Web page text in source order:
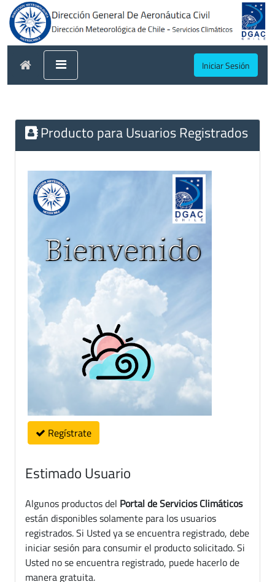
Iniciar Sesión
Producto para Usuarios Registrados
Regístrate
Estimado Usuario
Algunos productos del Portal de Servicios Climáticos
están disponibles solamente para los usuarios
registrados. Si Usted ya se encuentra registrado, debe
iniciar sesión para consumir el producto solicitado. Si
Usted no se encuentra registrado, puede hacerlo de
manera gratuita.